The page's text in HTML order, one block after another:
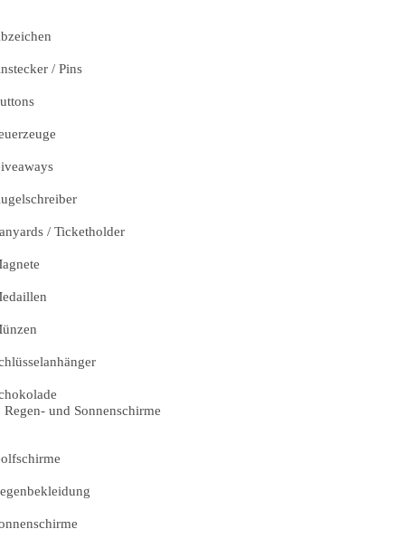
/ Pins
/ Ticketholder
Regen- und Sonnenschirme